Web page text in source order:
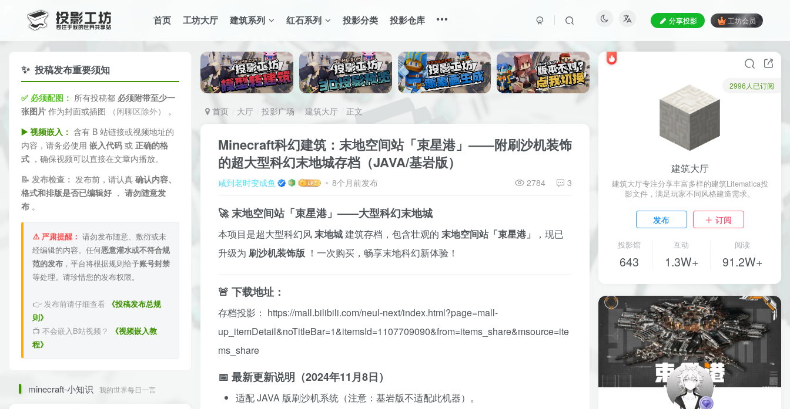
首页 工坊大厅 建筑系列 红石系列 投影分类 投影仓库 分享投影 工坊会员
✨ 投稿发布重要须知
✅ 必须配图： 所有投稿都 必须附带至少一
张图片 作为封面或插图 （闲聊区除外） 。
▶️ 视频嵌入： 含有 B 站链接或视频地址的
内容，请务必使用 嵌入代码 或 正确的格
式 ，确保视频可以直接在文章内播放。
📝 发布检查： 发布前，请认真 确认内容、
格式和排版是否已编辑好 ， 请勿随意发
布 。
⚠️ 严肃提醒： 请勿发布随意、敷衍或未
经编辑的内容。任何恶意灌水或不符合规
范的发布 ，平台将根据规则给予账号封禁
等处理。请珍惜您的发布权限。
👉 发布前请仔细查看 《投稿发布总规
则》
📺 不会嵌入B站视频？
《视频嵌入教
程》
minecraft-小知识 我的世界每日一言
首页 大厅 投影广场 建筑大厅 正文
Minecraft科幻建筑：末地空间站「束星港」——附刷沙机装饰
的超大型科幻末地城存档（JAVA/基岩版）
咸到老时变成鱼 8个月前发布 2784 3
🚀 末地空间站「束星港」——大型科幻末地城
本项目是超大型科幻风末地城建筑存档，包含壮观的 末地空间站「束星港」
，现已
升级为 刷沙机装饰版 ！一次购买，畅享末地科幻新体验！
🚨 下载地址：
存档投影： https://mall.bilibili.com/neul-next/index.html?page=mall-
up_itemDetail&noTitleBar=1&itemsId=1107709090&from=items_share&msource=ite
ms_share
📅 最新更新说明（2024年11月8日）
适配 JAVA 版刷沙机系统（注意：基岩版不适配此机器）。
2996人已订阅
建筑大厅
建筑大厅专注分享丰富多样的建筑Litematica投
影文件，满足玩家不同风格建造需求。
发布 订阅
投影馆
643
互动
1.3W+
阅读
91.2W+